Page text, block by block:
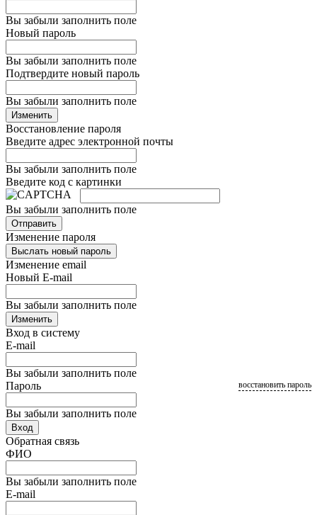
Вы забыли заполнить поле
Новый пароль
Вы забыли заполнить поле
Подтвердите новый пароль
Вы забыли заполнить поле
Изменить
Восстановление пароля
Введите адрес электронной почты
Вы забыли заполнить поле
Введите код с картинки
Вы забыли заполнить поле
Отправить
Изменение пароля
Выслать новый пароль
Изменение email
Новый E-mail
Вы забыли заполнить поле
Изменить
Вход в систему
E-mail
Вы забыли заполнить поле
Пароль
Вы забыли заполнить поле
восстановить пароль
Вход
Обратная связь
ФИО
Вы забыли заполнить поле
E-mail